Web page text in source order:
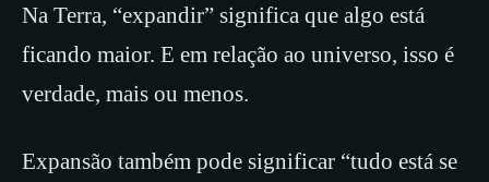
Na Terra, “expandir” significa que algo está
ficando maior. E em relação ao universo, isso é
verdade, mais ou menos.
Expansão também pode significar “tudo está se